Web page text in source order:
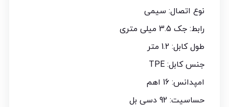
نوع اتصال: سیمی
رابط: جک 3.5 میلی متری
طول کابل: 1.2 متر
جنس کابل: TPE
امپدانس: 16 اهم
حساسیت: 92 دسی بل